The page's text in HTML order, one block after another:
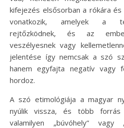
kifejezés elsősorban a rókára
vonatkozik, amelyek a
rejtőzködnek, és az
veszélyesnek vagy
jelentése így nemcsak a szó
hanem egyfajta negatív vagy
hordoz.
A szó etimológiája a magyar
nyúlik vissza, és több
valamilyen „búvóhely” vagy